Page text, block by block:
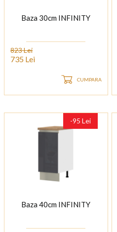
Baza 30cm INFINITY
823 Lei
735 Lei
CUMPARA
-95 Lei
Baza 40cm INFINITY